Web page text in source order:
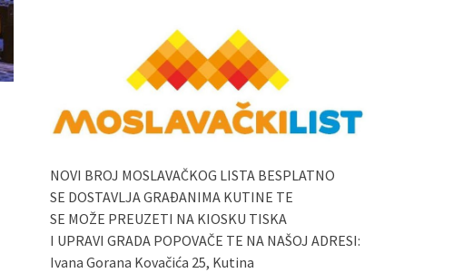
NOVI BROJ MOSLAVAČKOG LISTA BESPLATNO
SE DOSTAVLJA GRAĐANIMA KUTINE TE
SE MOŽE PREUZETI NA KIOSKU TISKA
I UPRAVI GRADA POPOVAČE TE NA NAŠOJ ADRESI:
Ivana Gorana Kovačića 25, Kutina